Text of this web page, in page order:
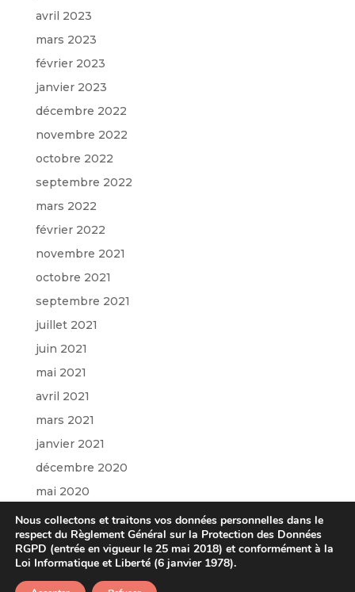
avril 2023
mars 2023
février 2023
janvier 2023
décembre 2022
novembre 2022
octobre 2022
septembre 2022
mars 2022
février 2022
novembre 2021
octobre 2021
septembre 2021
juillet 2021
juin 2021
mai 2021
avril 2021
mars 2021
janvier 2021
décembre 2020
mai 2020
mars 2020
janvier 2020
octobre 2019
Nous collectons et traitons vos données personnelles dans le
respect du Règlement Général sur la Protection des Données
RGPD (entrée en vigueur le 25 mai 2018) et conformément à la
Loi Informatique et Liberté (6 janvier 1978).